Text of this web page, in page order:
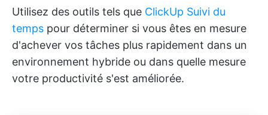
Utilisez des outils tels que ClickUp Suivi du
temps pour déterminer si vous êtes en mesure
d'achever vos tâches plus rapidement dans un
environnement hybride ou dans quelle mesure
votre productivité s'est améliorée.